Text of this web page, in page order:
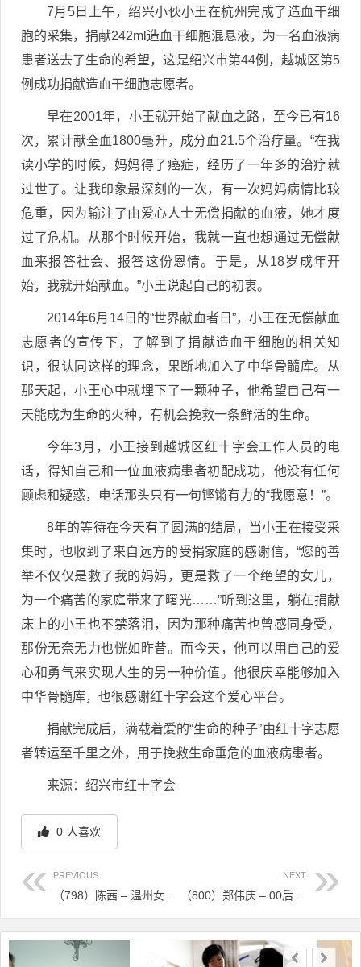
7月5日上午，绍兴小伙小王在杭州完成了造血干细
胞的采集，捐献242ml造血干细胞混悬液，为一名血液病
患者送去了生命的希望，这是绍兴市第44例，越城区第5
例成功捐献造血干细胞志愿者。
早在2001年，小王就开始了献血之路，至今已有16
次，累计献全血1800毫升，成分血21.5个治疗量。“在我
读小学的时候，妈妈得了癌症，经历了一年多的治疗就
过世了。让我印象最深刻的一次，有一次妈妈病情比较
危重，因为输注了由爱心人士无偿捐献的血液，她才度
过了危机。从那个时候开始，我就一直也想通过无偿献
血来报答社会、报答这份恩情。于是，从18岁成年开
始，我就开始献血。”小王说起自己的初衷。
2014年6月14日的“世界献血者日”，小王在无偿献血
志愿者的宣传下，了解到了捐献造血干细胞的相关知
识，很认同这样的理念，果断地加入了中华骨髓库。从
那天起，小王心中就埋下了一颗种子，他希望自己有一
天能成为生命的火种，有机会挽救一条鲜活的生命。
今年3月，小王接到越城区红十字会工作人员的电
话，得知自己和一位血液病患者初配成功，他没有任何
顾虑和疑惑，电话那头只有一句铿锵有力的“我愿意！”。
8年的等待在今天有了圆满的结局，当小王在接受采
集时，也收到了来自远方的受捐家庭的感谢信，“您的善
举不仅仅是救了我的妈妈，更是救了一个绝望的女儿，
为一个痛苦的家庭带来了曙光……”听到这里，躺在捐献
床上的小王也不禁落泪，因为那种痛苦也曾感同身受，
那份无奈无力也恍如昨昔。而今天，他可以用自己的爱
心和勇气来实现人生的另一种价值。他很庆幸能够加入
中华骨髓库，也很感谢红十字会这个爱心平台。
捐献完成后，满载着爱的“生命的种子”由红十字志愿
者转运至千里之外，用于挽救生命垂危的血液病患者。
来源：绍兴市红十字会
0 人喜欢
PREVIOUS: NEXT:
文章导航